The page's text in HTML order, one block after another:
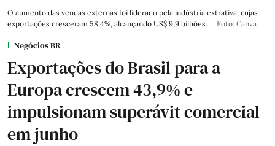
O aumento das vendas externas foi liderado pela indústria extrativa, cujas
exportações cresceram 58,4%, alcançando US$ 9,9 bilhões.
Foto: Canva
Negócios BR
Exportações do Brasil para a
Europa crescem 43,9% e
impulsionam superávit comercial
em junho